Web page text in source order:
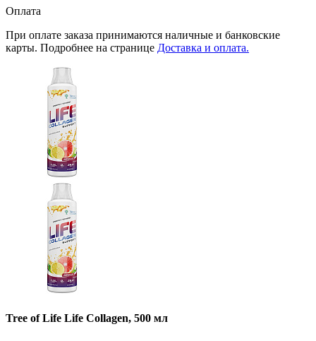
Оплата
При оплате заказа принимаются наличные и банковские
карты. Подробнее на странице Доставка и оплата.
Tree of Life Life Collagen, 500 мл